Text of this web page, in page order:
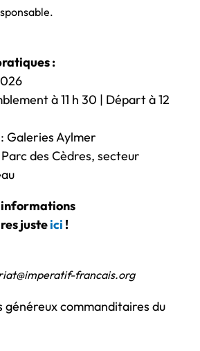
:
à 11 h 30 | Départ à 12
Galeries Aylmer
des Cèdres, secteur
informations
justeici !
francais.org
généreux commanditaires du